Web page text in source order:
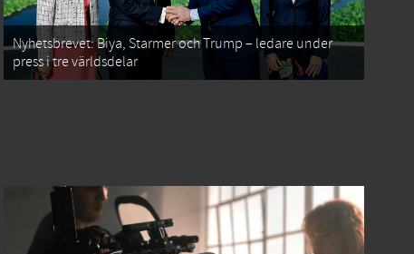
Nyhetsbrevet: Biya, Starmer och Trump – ledare under
press i tre världsdelar